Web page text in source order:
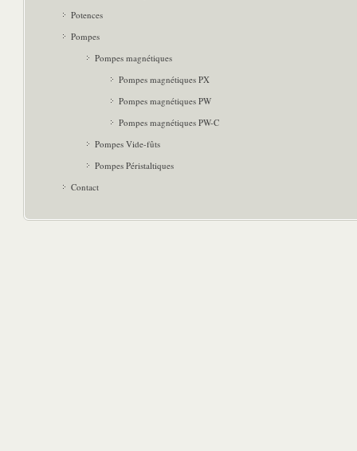
Potences
Pompes
Pompes magnétiques
Pompes magnétiques PX
Pompes magnétiques PW
Pompes magnétiques PW-C
Pompes Vide-fûts
Pompes Péristaltiques
Contact